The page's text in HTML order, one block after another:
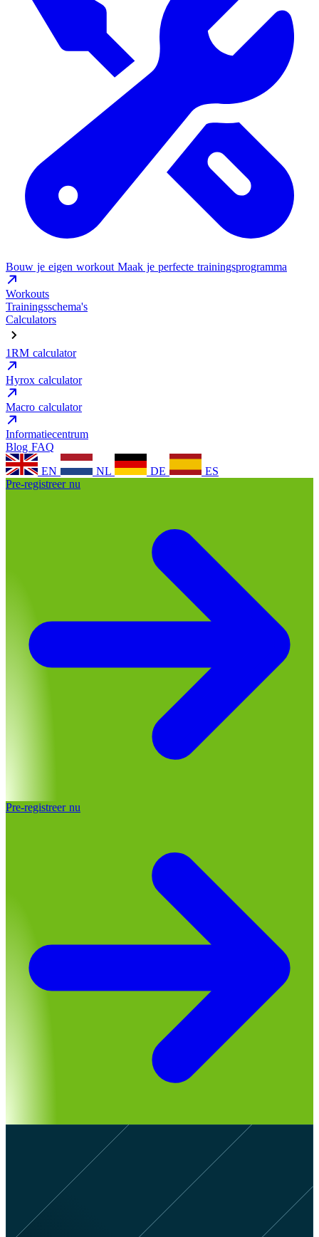
Bouw je eigen workout Maak je perfecte trainingsprogramma
Workouts
Trainingsschema's
Calculators
1RM calculator
Hyrox calculator
Macro calculator
Informatiecentrum
Blog FAQ
EN
NL DE
ES
Pre-registreer nu
Pre-registreer nu